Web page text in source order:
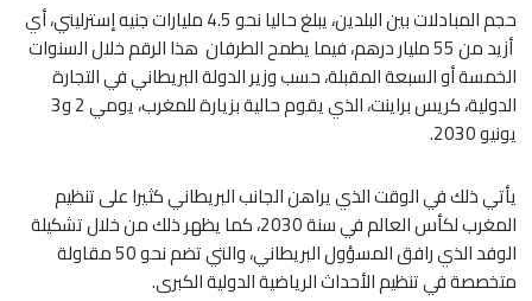
حجم المبادلات بين البلدين، يبلغ حاليا نحو 4.5 مليارات جنيه إسترليني، أي
أزيد من 55 مليار درهم، فيما يطمح الطرفان هذا الرقم خلال السنوات
الخمسة أو السبعة المقبلة، حسب وزير الدولة البريطاني في التجارة
الدولية، كريس براينت، الذي يقوم حالية بزيارة للمغرب، يومي 2 و3
يونيو 2030.
يأتي ذلك في الوقت الذي يراهن الجانب البريطاني كثيرا على تنظيم
المغرب لكأس العالم في سنة 2030، كما يظهر ذلك من خلال تشكيلة
الوفد الذي رافق المسؤول البريطاني، والتي تضم نحو 50 مقاولة
متخصصة في تنظيم الأحداث الرياضية الدولية الكبرى.